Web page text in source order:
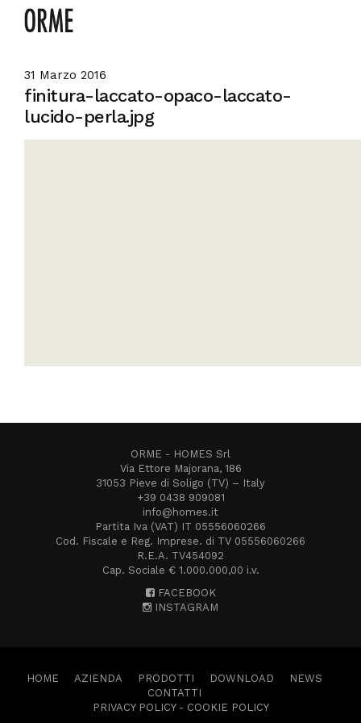
31 Marzo 2016
finitura-laccato-opaco-laccato-
lucido-perla.jpg
ORME - HOMES Srl
Via Ettore Majorana, 186
31053 Pieve di Soligo (TV) – Italy
+39 0438 909081
info@homes.it
Partita Iva (VAT) IT 05556060266
Cod. Fiscale e Reg. Imprese. di TV 05556060266
R.E.A. TV454092
Cap. Sociale € 1.000.000,00 i.v.
FACEBOOK
INSTAGRAM
HOME AZIENDA PRODOTTI DOWNLOAD
NEWS
CONTATTI
PRIVACY POLICY- COOKIE POLICY